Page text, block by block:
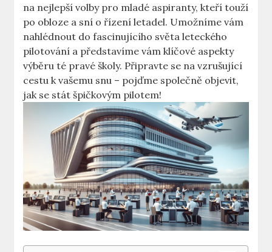
na nejlepší volby pro ‍mladé aspiranty, kteří​ touží
po obloze a sní o řízení letadel. Umožníme vám
nahlédnout do fascinujícího světa leteckého⁢
pilotování‌ a představíme vám klíčové ⁤aspekty⁤
výběru té pravé školy. Připravte se na vzrušující​
cestu‌ k vašemu snu – pojďme‍ společně objevit,
jak se stát špičkovým pilotem!